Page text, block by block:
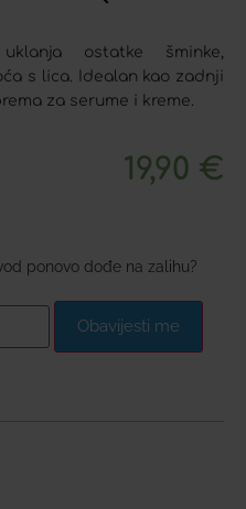
ostatke šminke,
s lica. Idealan kao zadnji
za serume i kreme.
19,90 €
ponovo dođe na zalihu?
Obavijesti me